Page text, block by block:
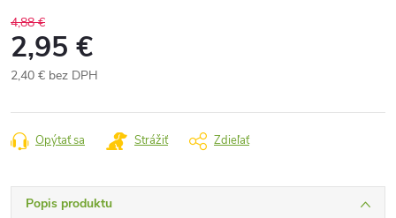
4,88 €
2,95 €
2,40 € bez DPH
cena:
Opýtať sa Strážiť Zdieľať
Popis produktu